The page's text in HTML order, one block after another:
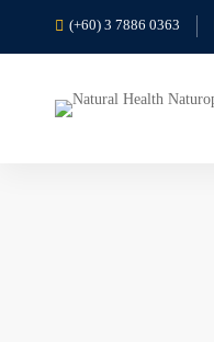
(+60) 3 7886 0363